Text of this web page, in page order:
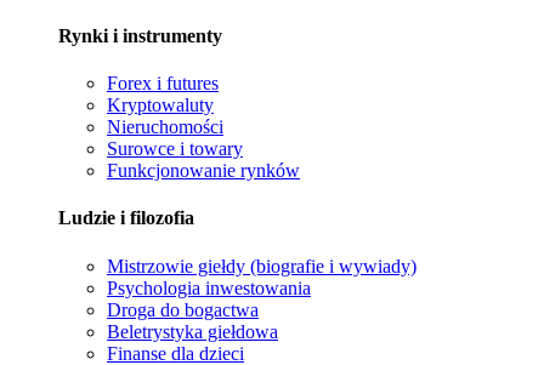
Rynki i instrumenty
Forex i futures
Kryptowaluty
Nieruchomości
Surowce i towary
Funkcjonowanie rynków
Ludzie i filozofia
Mistrzowie giełdy (biografie i wywiady)
Psychologia inwestowania
Droga do bogactwa
Beletrystyka giełdowa
Finanse dla dzieci